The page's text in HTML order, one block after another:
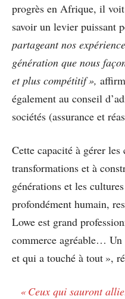
progrès en Afrique, il
savoir un levier puissant
partageant nos
génération que nous
et plus compétitif »,
également au conseil
sociétés (assurance et
Cette capacité à gérer
transformations et à
générations et les
profondément humain,
Lowe est grand
commerce agréable…
et qui a touché à tout »,
« Ceux qui sauront